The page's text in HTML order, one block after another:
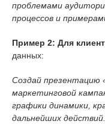
проблемами
процессов и
Пример 2: Для
данных:
Создай
маркетинговой
графики динамики,
дальнейших действий.